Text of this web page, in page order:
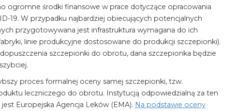
ogromne środki finansowe w prace dotyczące opracowania
19. W przypadku najbardziej obiecujących potencjalnych
przygotowywana jest infrastruktura wymagana do ich
linie produkcyjne dostosowane do produkcji szczepionki).
szczepionki do obrotu, dana szczepionka będzie
proces formalnej oceny samej szczepionki, tzw.
leczniczego do obrotu. Instytucją odpowiedzialną za ten
Europejska Agencja Leków (EMA). Na podstawie oceny